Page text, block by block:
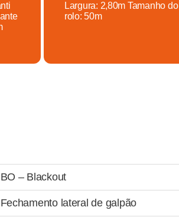
Largura: 2,80m Tamanho do
rolo: 50m
BO – Blackout
Fechamento lateral de galpão